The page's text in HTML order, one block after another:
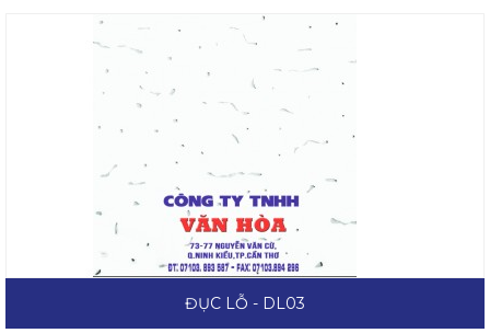
ĐỤC LỖ - DL03